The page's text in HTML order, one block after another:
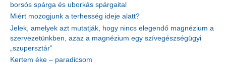
borsós spárga és uborkás spárgaital
Miért mozogjunk a terhesség ideje alatt?
Jelek, amelyek azt mutatják, hogy nincs elegendő magnézium a
szervezetünkben, azaz a magnézium egy szívegészségügyi
„szupersztár”
Kertem éke – paradicsom